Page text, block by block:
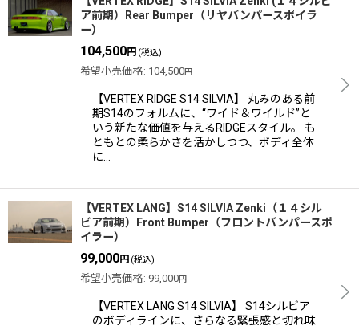
ア前期）Rear Bumper（リヤバンパースポイラ
ー）
104,500円 (税込)
希望小売価格: 104,500円
【VERTEX RIDGE S14 SILVIA】 丸みのある前
期S14のフォルムに、“ワイド＆ワイルド”と
いう新たな価値を与えるRIDGEスタイル。 も
ともとの柔らかさを活かしつつ、ボディ全体
に…
【VERTEX LANG】S14 SILVIA Zenki（１４シル
ビア前期）Front Bumper（フロントバンパースポ
イラー）
99,000円 (税込)
希望小売価格: 99,000円
【VERTEX LANG S14 SILVIA】 S14シルビア
のボディラインに、さらなる緊張感と切れ味